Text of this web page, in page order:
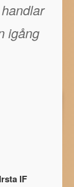
igång
Irsta IF